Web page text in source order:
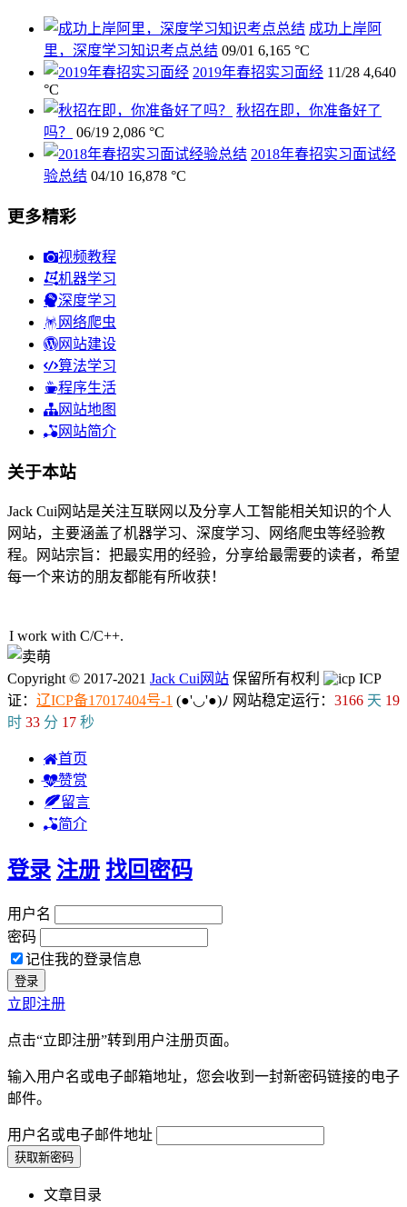
成功上岸阿
里，深度学习知识考点总结 09/01 6,165 °C
2019年春招实习面经 11/28 4,640
°C
秋招在即，你准备好了
吗？
06/19 2,086 °C
2018年春招实习面试经
验总结 04/10 16,878 °C
更多精彩
视频教程
机器学习
深度学习
网络爬虫
网站建设
算法学习
程序生活
网站地图
网站简介
关于本站
Jack Cui网站是关注互联网以及分享人工智能相关知识的个人
网站，主要涵盖了机器学习、深度学习、网络爬虫等经验教
程。网站宗旨：把最实用的经验，分享给最需要的读者，希望
每一个来访的朋友都能有所收获！
I work with C/C++.
Copyright © 2017-2021 Jack Cui网站 保留所有权利
ICP
证： 辽ICP备17017404号-1 (●'◡'●)ﾉ 网站稳定运行： 3166 天 19
时 33 分 17 秒
首页
赞赏
留言
简介
登录 注册 找回密码
用户名
密码
记住我的登录信息
立即注册
点击“立即注册”转到用户注册页面。
输入用户名或电子邮箱地址，您会收到一封新密码链接的电子
邮件。
用户名或电子邮件地址
文章目录